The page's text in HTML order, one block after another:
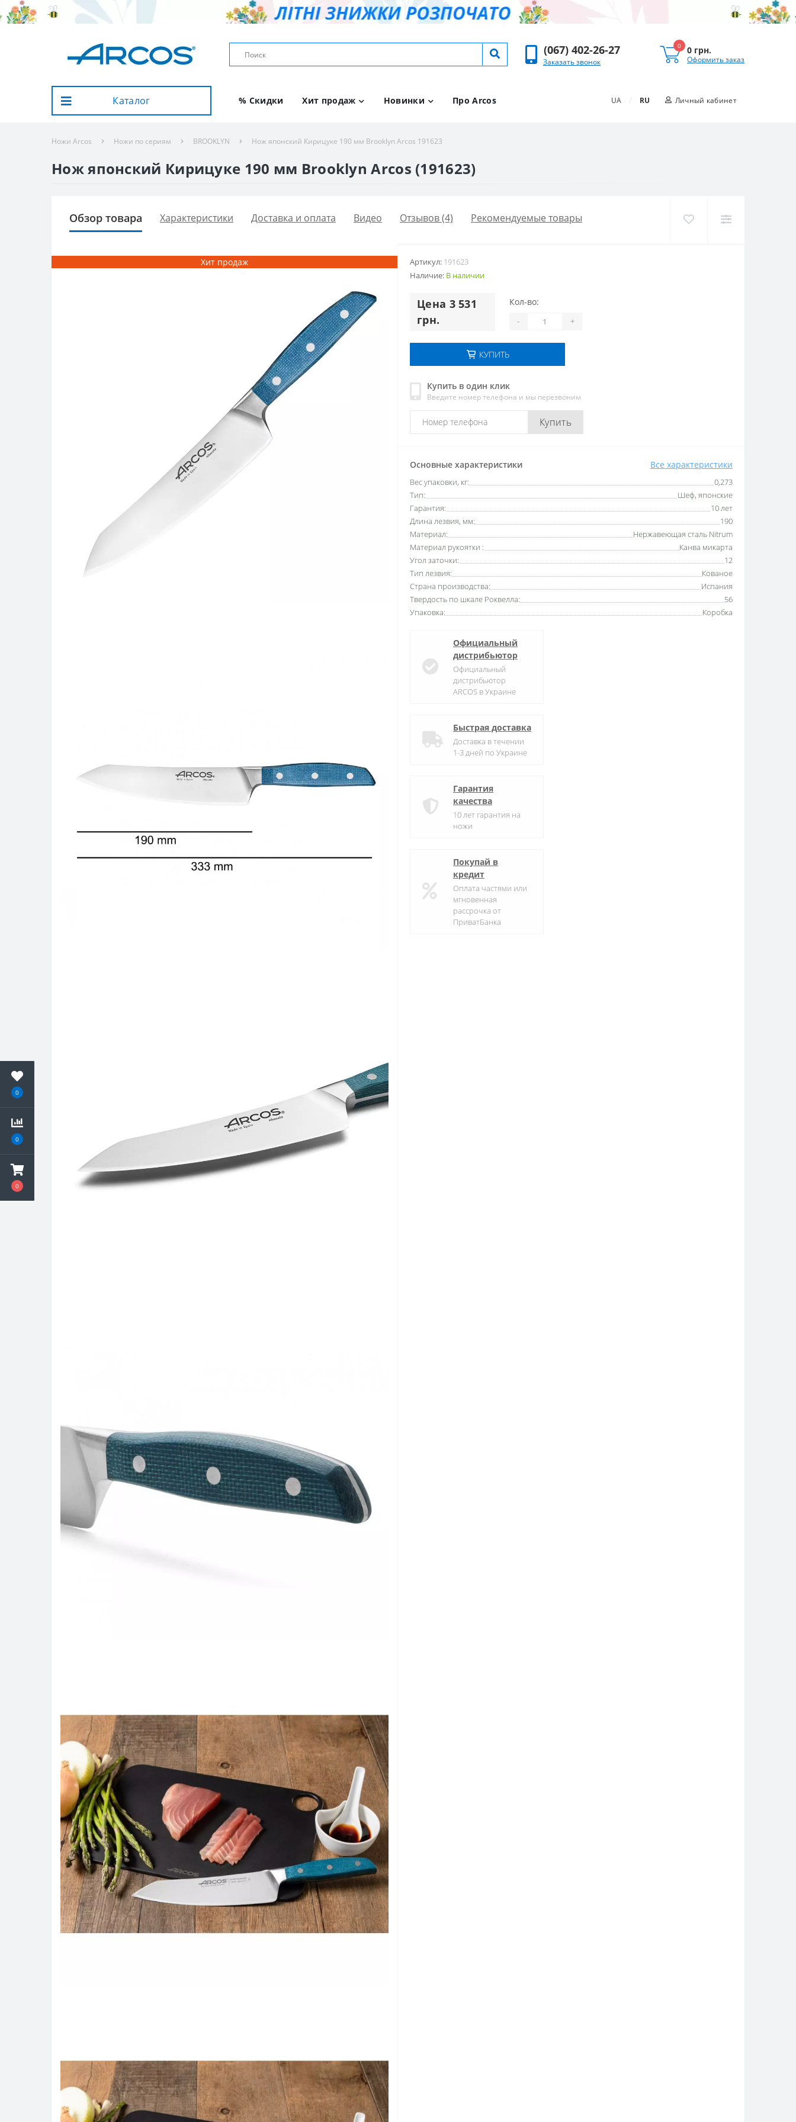
0
0
0
(067) 402-26-27
Заказать звонок
0 0 грн.
Оформить заказ
Каталог % Скидки Хит продаж Новинки Про Arcos UA / RU Личный кабинет
Ножи Arcos Ножи по сериям BROOKLYN Нож японский Кирицуке 190 мм Brooklyn Arcos 191623
Нож японский Кирицуке 190 мм Brooklyn Arcos (191623)
Обзор товара Характеристики Доставка и оплата Видео Отзывов (4) Рекомендуемые товары
Хит продаж Артикул: 191623
Наличие: В наличии
Цена 3 531
грн.
Кол-во:
- +
КУПИТЬ
Купить в один клик
Введите номер телефона и мы перезвоним
Купить
Основные характеристики Все характеристики
Вес упаковки, кг:
0,273
Тип:
Шеф, японские
Гарантия:
10 лет
Длина лезвия, мм:
190
Материал:
Нержавеющая сталь Nitrum
Материал рукоятки :
Канва микарта
Угол заточки:
12
Тип лезвия:
Кованое
Страна производства:
Испания
Твердость по шкале Роквелла:
56
Упаковка:
Коробка
Официальный
дистрибьютор
Официальный
дистрибьютор
ARCOS в Украине
Быстрая доставка
Доставка в течении
1-3 дней по Украине
Гарантия
качества
10 лет гарантия на
ножи
Покупай в
кредит
Оплата частями или
мгновенная
рассрочка от
ПриватБанка